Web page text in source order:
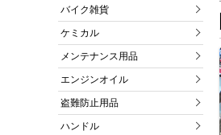
バイク雑貨
ケミカル
メンテナンス用品
エンジンオイル
盗難防止用品
ハンドル